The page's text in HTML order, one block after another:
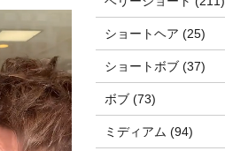
ショートヘア (25)
ショートボブ (37)
ボブ (73)
ミディアム (94)